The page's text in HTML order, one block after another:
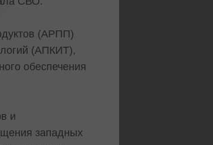
(АРПП)
(АПКИТ),
обеспечения
и
западных